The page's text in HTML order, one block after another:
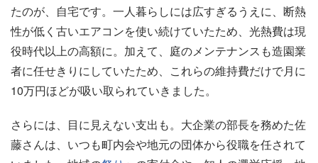
たのが、自宅です。一人暮らしには広すぎるうえに、断熱
性が低く古いエアコンを使い続けていたため、光熱費は現
役時代以上の高額に。加えて、庭のメンテナンスも造園業
者に任せきりにしていたため、これらの維持費だけで月に
10万円ほどが吸い取られていきました。
さらには、目に見えない支出も。大企業の部長を務めた佐
藤さんは、いつも町内会や地元の団体から役職を任されて